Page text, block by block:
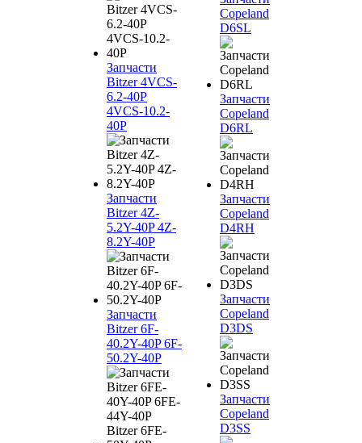
Запчасти
Bitzer 4VCS-
6.2-40P
4VCS-10.2-
40P
Запчасти
Bitzer 4Z-
5.2Y-40P 4Z-
8.2Y-40P
Запчасти
Bitzer 6F-
40.2Y-40P 6F-
50.2Y-40P
Copeland
D6SL
Запчасти
Copeland
D6RL
Запчасти
Copeland
D4RH
Запчасти
Copeland
D3DS
Запчасти
Copeland
D3SS